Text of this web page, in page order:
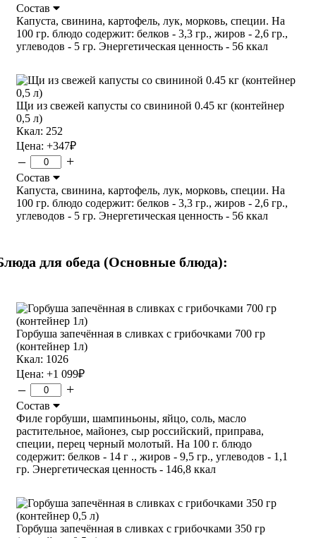
Состав
Капуста, свинина, картофель, лук, морковь, специи. На
100 гр. блюдо содержит: белков - 3,3 гр., жиров - 2,6 гр.,
углеводов - 5 гр. Энергетическая ценность - 56 ккал
Щи из свежей капусты со свининой 0.45 кг (контейнер
0,5 л)
Ккал: 252
Цена: +347₽
– +
Состав
Капуста, свинина, картофель, лук, морковь, специи. На
100 гр. блюдо содержит: белков - 3,3 гр., жиров - 2,6 гр.,
углеводов - 5 гр. Энергетическая ценность - 56 ккал
для обеда (Основные блюда):
Горбуша запечённая в сливках с грибочками 700 гр
(контейнер 1л)
Ккал: 1026
Цена: +1 099₽
– +
Состав
Филе горбуши, шампиньоны, яйцо, соль, масло
растительное, майонез, сыр российский, приправа,
специи, перец черный молотый. На 100 г. блюдо
содержит: белков - 14 г ., жиров - 9,5 гр., углеводов - 1,1
гр. Энергетическая ценность - 146,8 ккал
Горбуша запечённая в сливках с грибочками 350 гр